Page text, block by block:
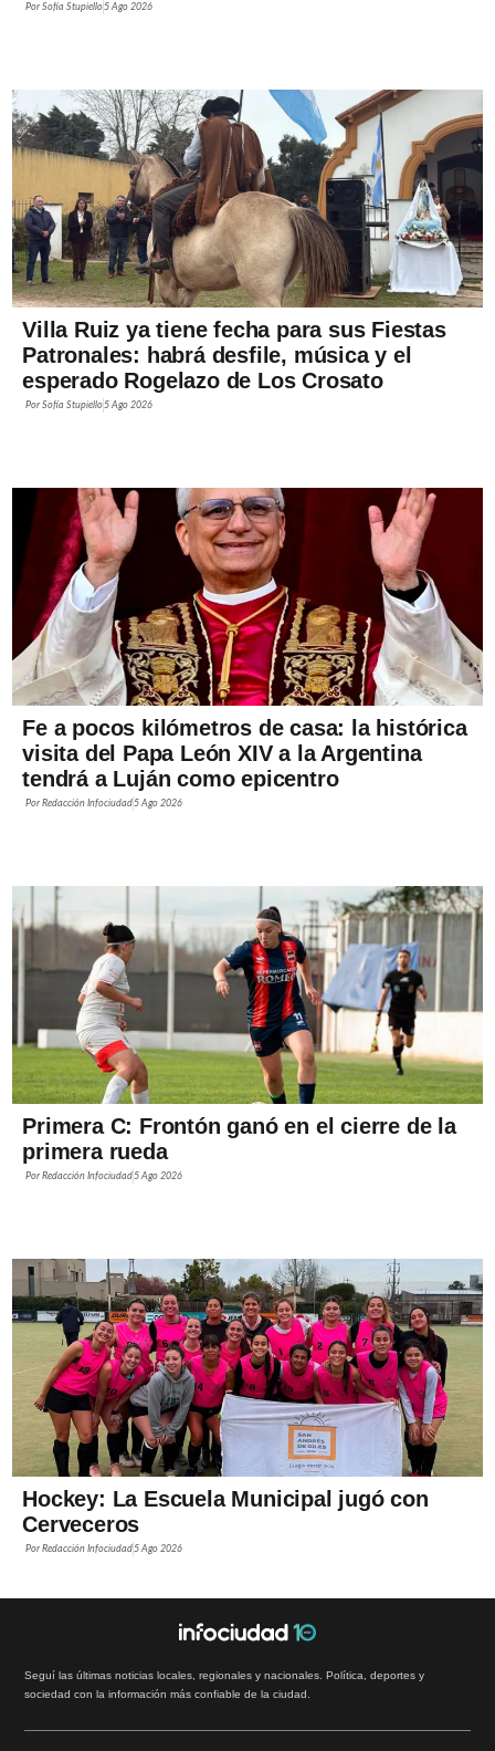
PorSofía Stupiello5 Ago 2026
Villa Ruiz ya tiene fecha para sus Fiestas
Patronales: habrá desfile, música y el
esperado Rogelazo de Los Crosato
PorSofía Stupiello5 Ago 2026
Fe a pocos kilómetros de casa: la histórica
visita del Papa León XIV a la Argentina
tendrá a Luján como epicentro
PorRedacción Infociudad5 Ago 2026
Primera C: Frontón ganó en el cierre de la
primera rueda
PorRedacción Infociudad5 Ago 2026
Hockey: La Escuela Municipal jugó con
Cerveceros
PorRedacción Infociudad5 Ago 2026
Seguí las últimas noticias locales, regionales y nacionales. Política, deportes y
sociedad con la información más confiable de la ciudad.